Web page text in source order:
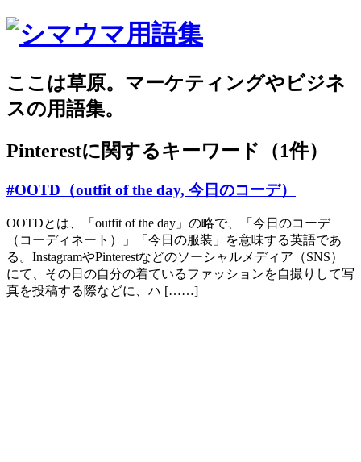
ここは草原。マーケティングやビジネ
スの用語集。
Pinterestに関するキーワード（1件）
#OOTD（outfit of the day, 今日のコーデ）
OOTDとは、「outfit of the day」の略で、「今日のコーデ
（コーディネート）」「今日の服装」を意味する英語であ
る。InstagramやPinterestなどのソーシャルメディア（SNS）
にて、その日の自分の着ているファッションを自撮りして写
真を投稿する際などに、ハ [……]